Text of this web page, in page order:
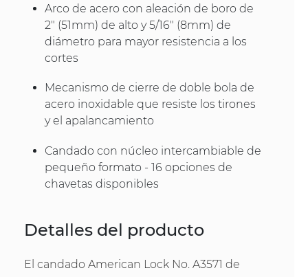
Arco de acero con aleación de boro de
2" (51mm) de alto y 5/16" (8mm) de
diámetro para mayor resistencia a los
cortes
Mecanismo de cierre de doble bola de
acero inoxidable que resiste los tirones
y el apalancamiento
Candado con núcleo intercambiable de
pequeño formato - 16 opciones de
chavetas disponibles
Detalles del producto
El candado American Lock No. A3571 de